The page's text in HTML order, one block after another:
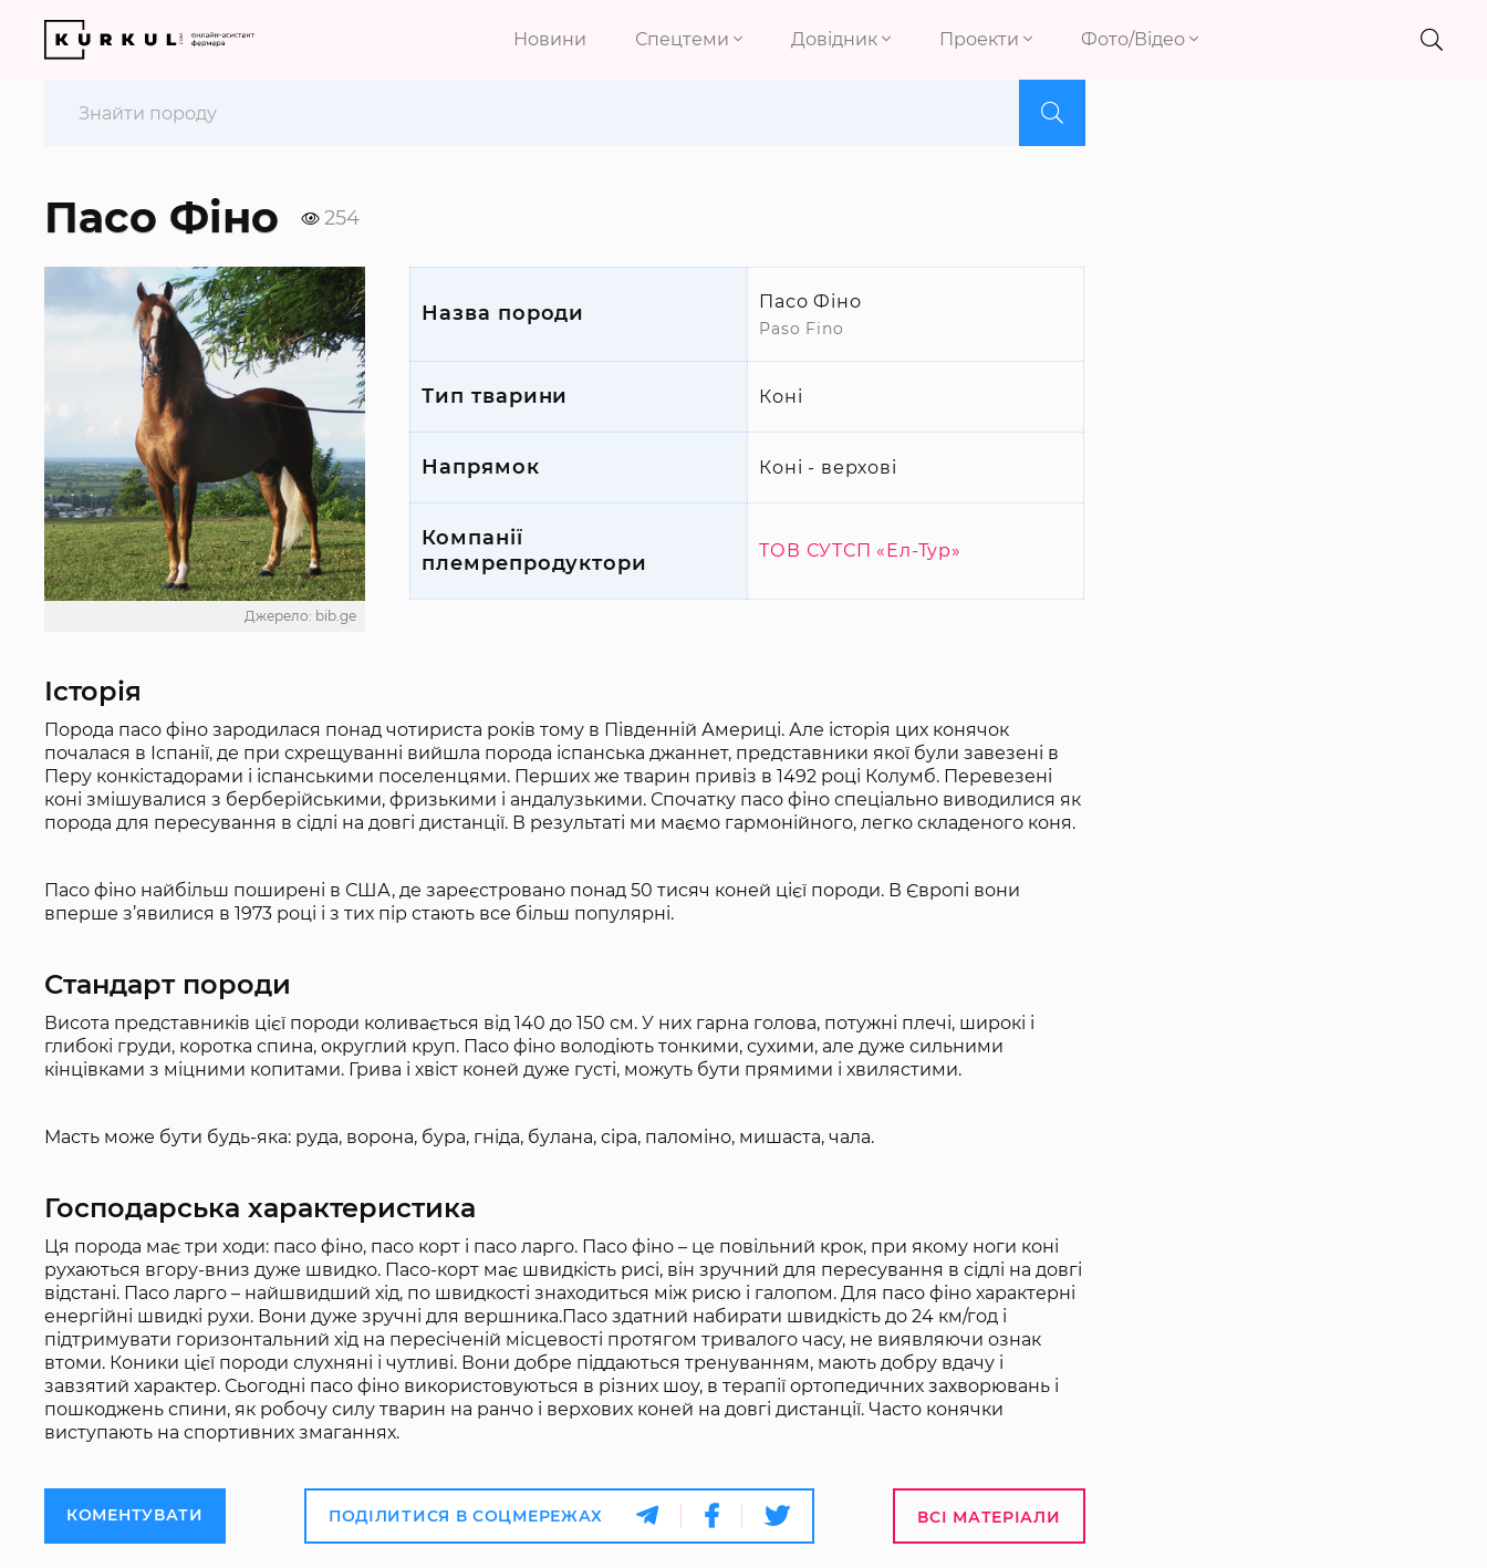
Новини Спецтеми Довідник Проекти Фото/Відео
Пасо Фіно 254
Джерело: bib.ge
Назва породи Пасо Фіно
Paso Fino
Тип тварини Коні
Напрямок Коні - верхові
Компанії
племрепродуктори
ТОВ СУТСП «Ел-Тур»
Історія
Порода пасо фіно зародилася понад чотириста років тому в Південній Америці. Але історія цих конячок
почалася в Іспанії, де при схрещуванні вийшла порода іспанська джаннет, представники якої були завезені в
Перу конкістадорами і іспанськими поселенцями. Перших же тварин привіз в 1492 році Колумб. Перевезені
коні змішувалися з берберійськими, фризькими і андалузькими. Спочатку пасо фіно спеціально виводилися як
порода для пересування в сідлі на довгі дистанції. В результаті ми маємо гармонійного, легко складеного коня.
Пасо фіно найбільш поширені в США, де зареєстровано понад 50 тисяч коней цієї породи. В Європі вони
вперше з’явилися в 1973 році і з тих пір стають все більш популярні.
Стандарт породи
Висота представників цієї породи коливається від 140 до 150 см. У них гарна голова, потужні плечі, широкі і
глибокі груди, коротка спина, округлий круп. Пасо фіно володіють тонкими, сухими, але дуже сильними
кінцівками з міцними копитами. Грива і хвіст коней дуже густі, можуть бути прямими і хвилястими.
Масть може бути будь-яка: руда, ворона, бура, гніда, булана, сіра, паломіно, мишаста, чала.
Господарська характеристика
Ця порода має три ходи: пасо фіно, пасо корт і пасо ларго. Пасо фіно – це повільний крок, при якому ноги коні
рухаються вгору-вниз дуже швидко. Пасо-корт має швидкість рисі, він зручний для пересування в сідлі на довгі
відстані. Пасо ларго – найшвидший хід, по швидкості знаходиться між рисю і галопом. Для пасо фіно характерні
енергійні швидкі рухи. Вони дуже зручні для вершника.Пасо здатний набирати швидкість до 24 км/год і
підтримувати горизонтальний хід на пересіченій місцевості протягом тривалого часу, не виявляючи ознак
втоми. Коники цієї породи слухняні і чутливі. Вони добре піддаються тренуванням, мають добру вдачу і
завзятий характер. Сьогодні пасо фіно використовуються в різних шоу, в терапії ортопедичних захворювань і
пошкоджень спини, як робочу силу тварин на ранчо і верхових коней на довгі дистанції. Часто конячки
виступають на спортивних змаганнях.
КОМЕНТУВАТИ ПОДІЛИТИСЯ В СОЦМЕРЕЖАХ ВСІ МАТЕРІАЛИ